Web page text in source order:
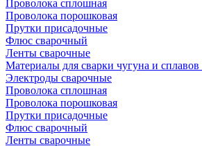
Проволока сплошная
Проволока порошковая
Прутки присадочные
Флюс сварочный
Ленты сварочные
Материалы для сварки чугуна и сплавов
Электроды сварочные
Проволока сплошная
Проволока порошковая
Прутки присадочные
Флюс сварочный
Ленты сварочные